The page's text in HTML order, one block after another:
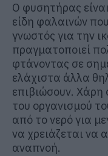
Ο φυσητήρας
είδη φαλαινών
γνωστός για την
πραγματοποιεί
φτάνοντας σε
ελάχιστα άλλα
επιβιώσουν. Χάρη
του οργανισμού
από το νερό για
να χρειάζεται να
αναπνοή.